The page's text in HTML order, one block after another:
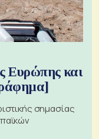
Ευρώπης και
σημασίας